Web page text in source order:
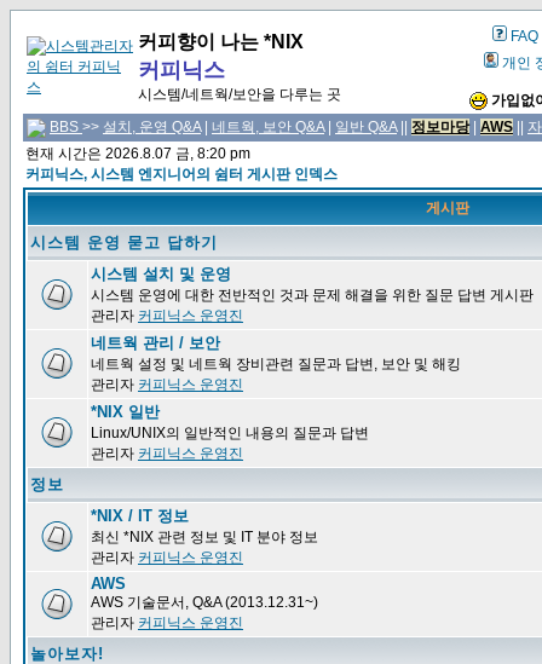
커피향이 나는 *NIX
커피닉스
시스템/네트웍/보안을 다루는 곳
FAQ
개인
가입없
BBS >> 설치, 운영 Q&A| 네트웍, 보안 Q&A| 일반 Q&A|| 정보마당| AWS
현재 시간은 2026.8.07 금, 8:20 pm
커피닉스, 시스템 엔지니어의 쉼터 게시판 인덱스
게시판
시스템 운영 묻고 답하기
시스템 설치 및 운영
시스템 운영에 대한 전반적인 것과 문제 해결을 위한 질문 답변 게시판
관리자 커피닉스 운영진
네트웍 관리 / 보안
네트웍 설정 및 네트웍 장비관련 질문과 답변, 보안 및 해킹
관리자 커피닉스 운영진
*NIX 일반
Linux/UNIX의 일반적인 내용의 질문과 답변
관리자 커피닉스 운영진
정보
*NIX / IT 정보
최신 *NIX 관련 정보 및 IT 분야 정보
관리자 커피닉스 운영진
AWS
AWS 기술문서, Q&A (2013.12.31~)
관리자 커피닉스 운영진
놀아보자!